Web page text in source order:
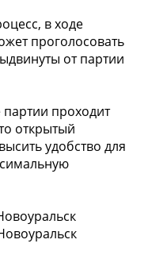
в ходе
проголосовать
от партии
проходит
открытый
удобство для